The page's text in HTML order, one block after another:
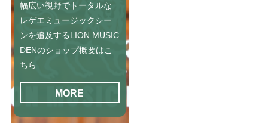
幅広い視野でトータルな
レゲエミュージックシー
ンを追及するLION MUSIC
DENのショップ概要はこ
ちら
MORE